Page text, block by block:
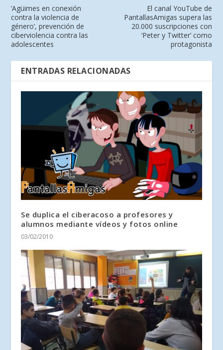
‘Agüimes en conexión
contra la violencia de
género’, prevención de
ciberviolencia contra las
adolescentes
El canal YouTube de
PantallasAmigas supera las
20.000 suscripciones con
‘Peter y Twitter’ como
protagonista
ENTRADAS RELACIONADAS
Se duplica el ciberacoso a profesores y
alumnos mediante vídeos y fotos online
03/02/2010